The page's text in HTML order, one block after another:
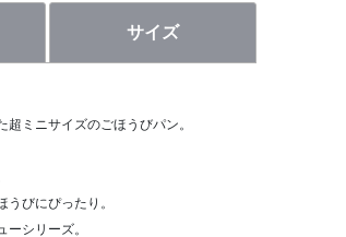
サイズ
ミニサイズのごほうびパン。
びにぴったり。
シリーズ。